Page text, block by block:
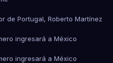
de Portugal, Roberto Martínez
ingresará a México
ingresará a México